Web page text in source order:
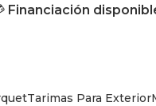
Financiación
Tarimas Para Exterior